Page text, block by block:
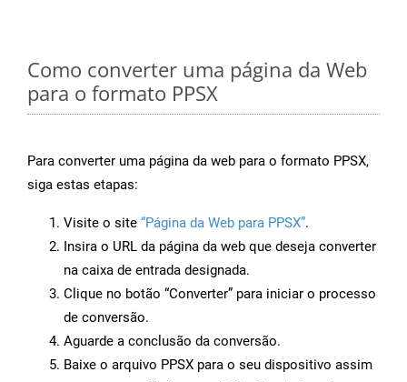
Como converter uma página da Web
para o formato PPSX
Para converter uma página da web para o formato PPSX,
siga estas etapas:
Visite o site “Página da Web para PPSX”.
Insira o URL da página da web que deseja converter
na caixa de entrada designada.
Clique no botão “Converter” para iniciar o processo
de conversão.
Aguarde a conclusão da conversão.
Baixe o arquivo PPSX para o seu dispositivo assim